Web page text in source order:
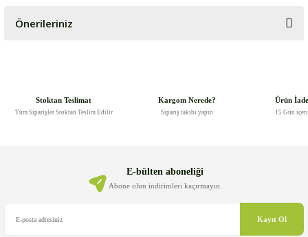
Önerileriniz
Ürün bilgilerinde hatalar bulunuyor.
Ürün fiyatı diğer sitelerden daha pahalı.
Stoktan Teslimat
Tüm Siparişler Stoktan Teslim Edilir
Kargom Nerede?
Sipariş takibi yapın
Ürün
15 Gün
E-bülten aboneliği
Abone olun indirimleri kaçırmayın.
Kayıt Ol